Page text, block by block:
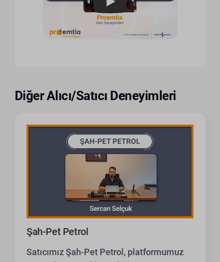
Play
Diğer Alıcı/Satıcı Deneyimleri
Şah-Pet Petrol
Satıcımız Şah-Pet Petrol, platformumuz